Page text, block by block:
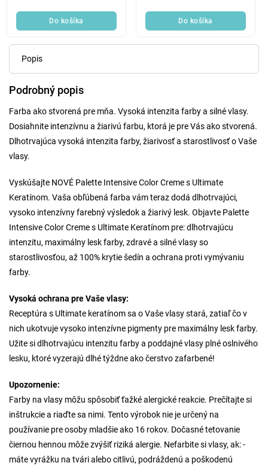
Do košíka Do košíka
Popis
Podrobný popis
Farba ako stvorená pre mňa. Vysoká intenzita farby a silné vlasy.
Dosiahnite intenzívnu a žiarivú farbu, ktorá je pre Vás ako stvorená.
Dlhotrvajúca vysoká intenzita farby, žiarivosť a starostlivosť o Vaše
vlasy.
Vyskúšajte NOVÉ Palette Intensive Color Creme s Ultimate
Keratínom. Vaša obľúbená farba vám teraz dodá dlhotrvajúci,
vysoko intenzívny farebný výsledok a žiarivý lesk. Objavte Palette
Intensive Color Creme s Ultimate Keratínom pre: dlhotrvajúcu
intenzitu, maximálny lesk farby, zdravé a silné vlasy so
starostlivosťou, až 100% krytie šedín a ochrana proti vymývaniu
farby.
Vysoká ochrana pre Vaše vlasy:
Receptúra s Ultimate keratínom sa o Vaše vlasy stará, zatiaľ čo v
nich ukotvuje vysoko intenzívne pigmenty pre maximálny lesk farby.
Užite si dlhotrvajúcu intenzitu farby a poddajné vlasy plné oslnivého
lesku, ktoré vyzerajú dlhé týždne ako čerstvo zafarbené!
Upozornenie:
Farby na vlasy môžu spôsobiť ťažké alergické reakcie. Prečítajte si
inštrukcie a riaďte sa nimi. Tento výrobok nie je určený na
používanie pre osoby mladšie ako 16 rokov. Dočasné tetovanie
čiernou hennou môže zvýšiť riziká alergie. Nefarbite si vlasy, ak: -
máte vyrážku na tvári alebo citlivú, podráždenú a poškodenú